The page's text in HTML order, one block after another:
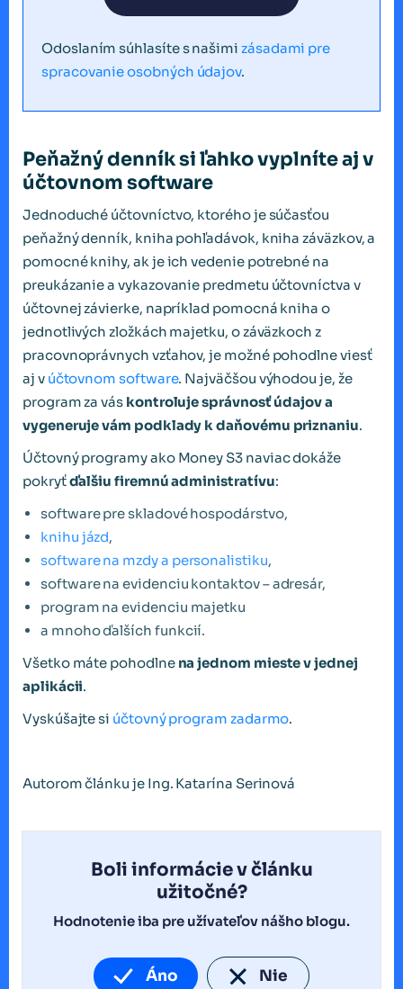
Odoslaním súhlasíte s našimi zásadami pre
spracovanie osobných údajov.
Peňažný denník si ľahko vyplníte aj v
účtovnom software
Jednoduché účtovníctvo, ktorého je súčasťou
peňažný denník, kniha pohľadávok, kniha záväzkov, a
pomocné knihy, ak je ich vedenie potrebné na
preukázanie a vykazovanie predmetu účtovníctva v
účtovnej závierke, napríklad pomocná kniha o
jednotlivých zložkách majetku, o záväzkoch z
pracovnoprávnych vzťahov, je možné pohodlne viesť
aj v účtovnom software. Najväčšou výhodou je, že
program za vás kontroluje správnosť údajov a
vygeneruje vám podklady k daňovému priznaniu.
Účtovný programy ako Money S3 naviac dokáže
pokryťďalšiu firemnú administratívu:
software pre skladové hospodárstvo,
knihu jázd,
software na mzdy a personalistiku,
software na evidenciu kontaktov – adresár,
program na evidenciu majetku
a mnoho ďalších funkcií.
Všetko máte pohodlne na jednom mieste v jednej
aplikácii.
Vyskúšajte si účtovný program zadarmo.
Autorom článku je Ing. Katarína Serinová
Boli informácie v článku
užitočné?
Hodnotenie iba pre užívateľov nášho blogu.
Áno Nie